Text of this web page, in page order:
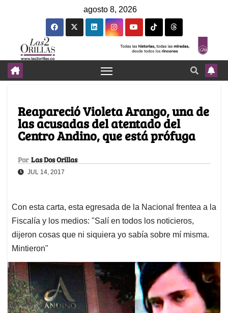
agosto 8, 2026
Reapareció Violeta Arango, una de
las acusadas del atentado del
Centro Andino, que está prófuga
Por Las Dos Orillas
JUL 14, 2017
Con esta carta, esta egresada de la Nacional frentea a la
Fiscalía y los medios: "Salí en todos los noticieros,
dijeron cosas que ni siquiera yo sabía sobre mí misma.
Mintieron"